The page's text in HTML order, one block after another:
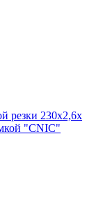
резки 230х2,6х
"CNIC"